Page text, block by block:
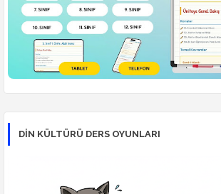
DİN KÜLTÜRÜ DERS OYUNLARI